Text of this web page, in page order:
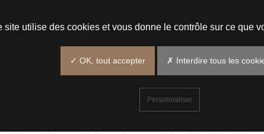
site utilise des cookies et vous donne le contrôle sur ce que
✓ OK, tout accepter ✗ Interdire tous les
Personnaliser